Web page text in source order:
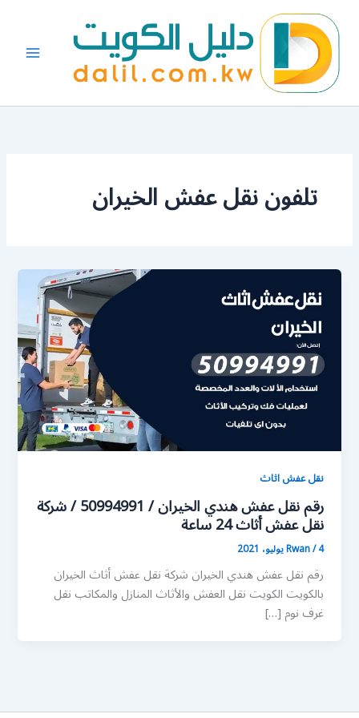
المحتوى
تلفون نقل عفش الخيران
نقل عفش اثاث
رقم نقل عفش هندي الخيران / 50994991 / شركة
نقل عفش أثاث 24 ساعة
Rwan/4 يوليو، 2021
رقم نقل عفش هندي الخيران شركة نقل عفش أثاث الخيران
بالكويت الكويت نقل العفش والأثاث المنازل والمكاتب نقل
غرف نوم […]